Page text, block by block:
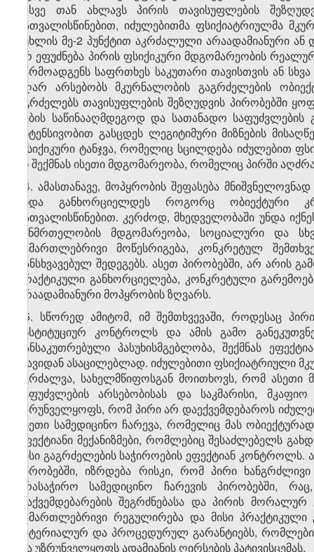
მასვე თან ახლავს პირის თავისუფლების
გათვალისწინებით, იძულებითმა ფსიქიატრიულმა
მუხლის მე-2 პუნქტით აკრძალული არაადამიანური
არ ეფუძნება პირის ფსიქიკური მდგომარეობის
წარმოადგენს საფრთხეს საკუთარი თავისთვის ან
აღარ არსებობს მკურნალობის გაგრძელების
აგრძელებს თავისუფლების შეზღუდვის პირობებში
ნების საწინააღმდეგოდ და სათანადო
ინტენსივობით გასცდეს ლეგიტიმური მიზნების
ფსიქიკური ტანჯვა, რომელიც სცილდება იძულებით
ან შექმნას ისეთი მდგომარეობა, რომელიც პირში
14. ამასთანავე, მოპყრობის შეფასება
უნდა განხორციელდეს როგორც ობიექტური
გათვალისწინებით. კერძოდ, მხედველობაში უნდა
ჯანმრთელობის მდგომარეობა, სოციალური და
სამართლებრივი მოწესრიგება, კონკრეტულ
განსხვავებულ შედეგებს. ასეთ პირობებში, არ
პრაქტიკული განხორციელება, კონკრეტული
არაადამიანური მოპყრობის ზღვარს.
15. სწორედ ამიტომ, იმ შემთხვევაში, როდესაც
ინსტიტუციურ კონტროლს და ამის გამო
განსაკუთრებული პასუხისმგებლობა, შექმნას
თავიდან ასაცილებლად. იძულებითი ფსიქიატრიული
აკრძალვა, სახელმწიფოსგან მოითხოვს, რომ
საფუძვლების არსებობისას და საკმარისი,
უზრუნველყოფს, რომ პირი არ დაექვემდებაროს
ისეთი სამედიცინო ჩარევა, რომელიც მას
ეფექტიანი მექანიზმები, რომლებიც შესაძლებელს
მისი გაგრძელების საჭიროების ეფექტიან
პირობებში, იზრდება რისკი, რომ პირი
არასაჭირო სამედიცინო ჩარევის პირობებში,
დაქვემდებარების შეგრძნებასა და პირის
სამართლებრივი რეგულირება და მისი
მატერიალურ და პროცედურულ გარანტიებს,
და უზრუნველყოფს ადამიანის ღირსების პატივისცემას.